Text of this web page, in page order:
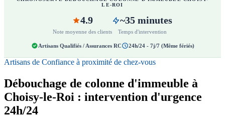
LE-ROI
4.9
Note moyenne des clients
~35 minutes
Temps d'intervention
Artisans Qualifiés / Assurances RC 24h/24 - 7j/7 (Même fériés)
Artisans de Confiance à proximité de chez-vous
Débouchage de colonne d'immeuble à
Choisy-le-Roi : intervention d'urgence
24h/24